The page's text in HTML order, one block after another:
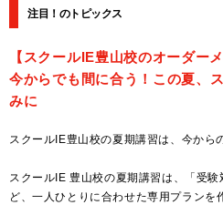
注目！のトピックス
【スクールIE豊山校のオーダー
今からでも間に合う！この夏、
みに
スクールIE豊山校の夏期講習は、今から
スクールIE 豊山校の夏期講習は、「受
ど、一人ひとりに合わせた専用プランを